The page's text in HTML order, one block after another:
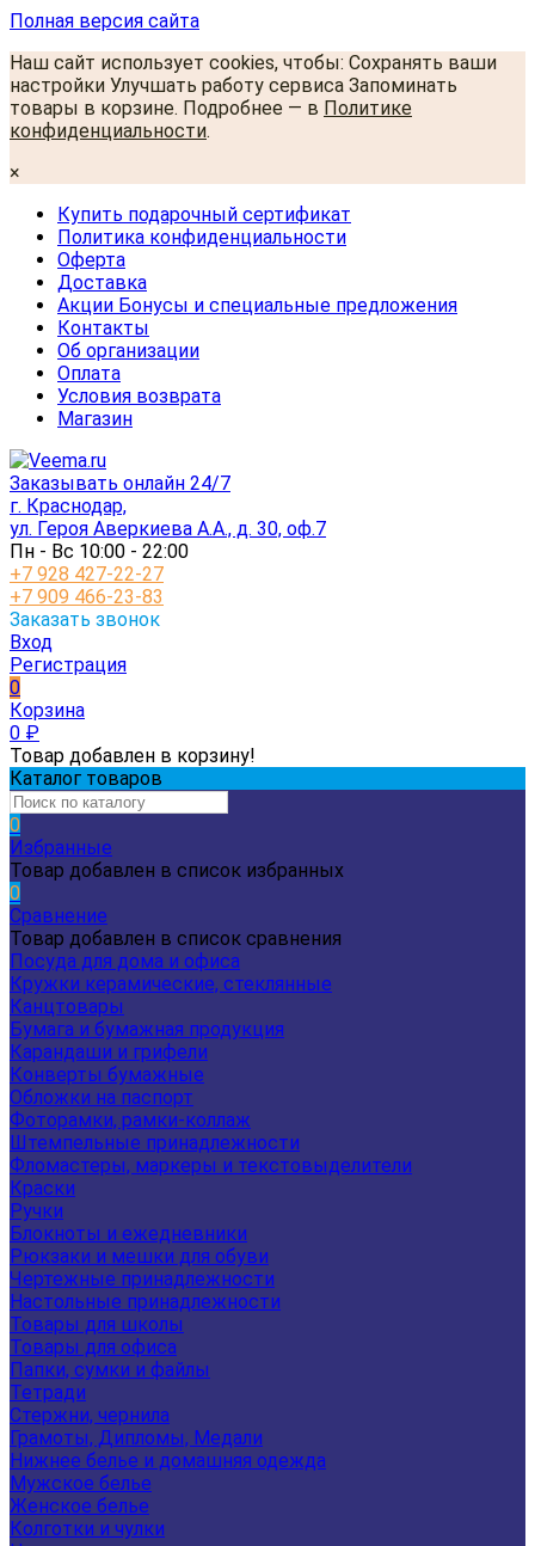
Полная версия сайта
Наш сайт использует cookies, чтобы: Сохранять ваши
настройки Улучшать работу сервиса Запоминать
товары в корзине. Подробнее — в Политике
конфиденциальности.
×
Купить подарочный сертификат
Политика конфиденциальности
Оферта
Доставка
Акции Бонусы и специальные предложения
Контакты
Об организации
Оплата
Условия возврата
Магазин
Заказывать онлайн 24/7
г. Краснодар,
ул. Героя Аверкиева А.А., д. 30, оф.7
Пн - Вс 10:00 - 22:00
+7 928 427-22-27
+7 909 466-23-83
Заказать звонок
Вход
Регистрация
0
Корзина
0 ₽
Товар добавлен в корзину!
Каталог товаров
0
Избранные
Товар добавлен в список избранных
0
Сравнение
Товар добавлен в список сравнения
Посуда для дома и офиса
Кружки керамические, стеклянные
Канцтовары
Бумага и бумажная продукция
Карандаши и грифели
Конверты бумажные
Обложки на паспорт
Фоторамки, рамки-коллаж
Штемпельные принадлежности
Фломастеры, маркеры и текстовыделители
Краски
Ручки
Блокноты и ежедневники
Рюкзаки и мешки для обуви
Чертежные принадлежности
Настольные принадлежности
Товары для школы
Товары для офиса
Папки, сумки и файлы
Тетради
Стержни, чернила
Грамоты, Дипломы, Медали
Нижнее белье и домашняя одежда
Мужское белье
Женское белье
Колготки и чулки